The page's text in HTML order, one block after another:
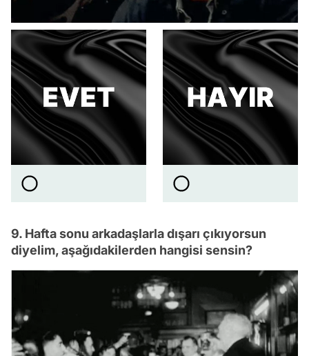
9. Hafta sonu arkadaşlarla dışarı çıkıyorsun
diyelim, aşağıdakilerden hangisi sensin?